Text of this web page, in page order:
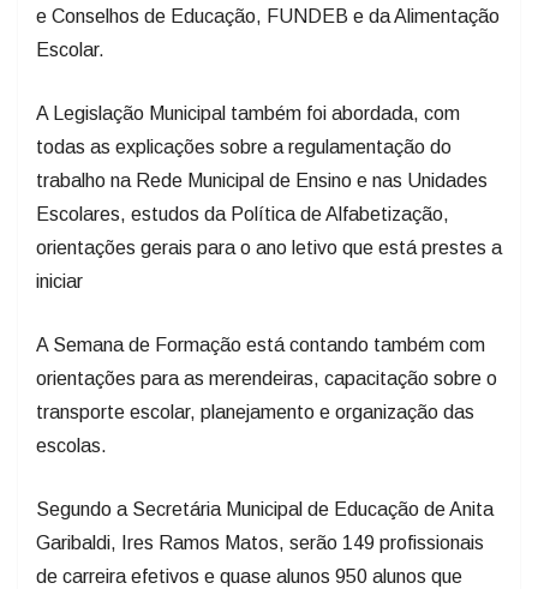
e Conselhos de Educação, FUNDEB e da Alimentação
Escolar.
A Legislação Municipal também foi abordada, com
todas as explicações sobre a regulamentação do
trabalho na Rede Municipal de Ensino e nas Unidades
Escolares, estudos da Política de Alfabetização,
orientações gerais para o ano letivo que está prestes a
iniciar
A Semana de Formação está contando também com
orientações para as merendeiras, capacitação sobre o
transporte escolar, planejamento e organização das
escolas.
Segundo a Secretária Municipal de Educação de Anita
Garibaldi, Ires Ramos Matos, serão 149 profissionais
de carreira efetivos e quase alunos 950 alunos que